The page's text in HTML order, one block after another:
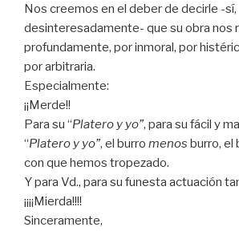
Nos creemos en el deber de decirle -sí,
desinteresadamente- que su obra nos
profundamente, por inmoral, por
por arbitraria.
Especialmente:
¡¡Merde!!
Para su “Platero y yo”, para su fácil y
“Platero y yo”, el burro menos burro, el
con que hemos tropezado.
Y para Vd., para su funesta actuación
¡¡¡¡Mierda!!!!
Sinceramente,